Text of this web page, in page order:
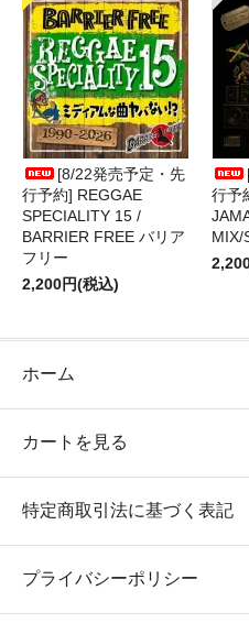
[8/22発売予定・先
行予約] REGGAE
SPECIALITY 15 /
BARRIER FREE バリア
フリー
2,200円(税込)
行予
MIX/
ホーム
カートを見る
特定商取引法に基づく表記
プライバシーポリシー